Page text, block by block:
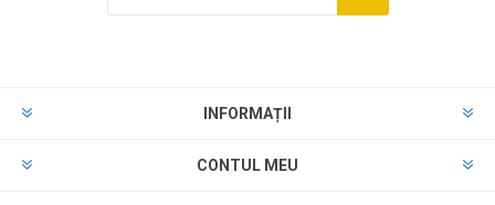
INFORMAȚII
CONTUL MEU